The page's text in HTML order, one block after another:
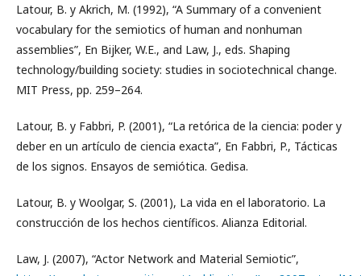
Latour, B. y Akrich, M. (1992), “A Summary of a convenient
vocabulary for the semiotics of human and nonhuman
assemblies”, En Bijker, W.E., and Law, J., eds. Shaping
technology/building society: studies in sociotechnical change.
MIT Press, pp. 259–264.
Latour, B. y Fabbri, P. (2001), “La retórica de la ciencia: poder y
deber en un artículo de ciencia exacta”, En Fabbri, P., Tácticas
de los signos. Ensayos de semiótica. Gedisa.
Latour, B. y Woolgar, S. (2001), La vida en el laboratorio. La
construcción de los hechos científicos. Alianza Editorial.
Law, J. (2007), “Actor Network and Material Semiotic”,